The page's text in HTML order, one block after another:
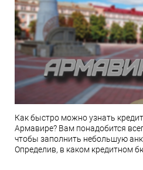
Как быстро можно узнать
Армавире? Вам понадобится
чтобы заполнить небольшую
Определив, в каком кредитном